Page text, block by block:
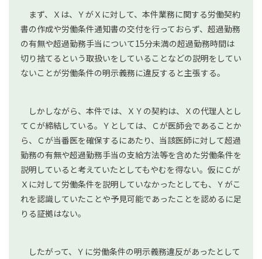
まず、Ｘは、ＹがＸに対して、本件業務に関する労働契約
書の作成や労働条件通知書の交付を行っておらず、超過勤務
の有無や超過勤務手当について15分未満の超過勤務時間は
切り捨てるという取扱いをしていることなどの説明をしてい
ないことが労働条件の明示義務に違反すると主張する。
しかしながら、本件では、ＸＹの契約は、Ｘの代理人とし
てＣが締結している。Ｙとしては、Ｃが医師会であることか
ら、Ｃが当番医を確保するにあたり、当該医師に対して超過
勤務の有無や超過勤務手当の支給方法等を含めた労働条件を
説明していると考えていたとしてもやむを得ない。仮にＣが
Ｘに対して労働条件を説明していなかったとしても、Ｙがこ
れを認識していたことや予見可能であったことを認めるに足
りる証拠はない。
したがって、Ｙに労働条件の明示義務違反があったとして